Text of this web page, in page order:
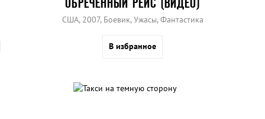
США, 2007, Боевик, Ужасы, Фантастика
В избранное